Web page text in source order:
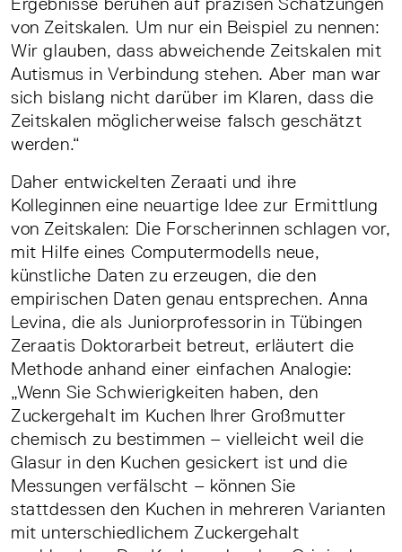
Ergebnisse beruhen auf präzisen Schätzungen
von Zeitskalen. Um nur ein Beispiel zu nennen:
Wir glauben, dass abweichende Zeitskalen mit
Autismus in Verbindung stehen. Aber man war
sich bislang nicht darüber im Klaren, dass die
Zeitskalen möglicherweise falsch geschätzt
werden.“
Daher entwickelten Zeraati und ihre
Kolleginnen eine neuartige Idee zur Ermittlung
von Zeitskalen: Die Forscherinnen schlagen vor,
mit Hilfe eines Computermodells neue,
künstliche Daten zu erzeugen, die den
empirischen Daten genau entsprechen. Anna
Levina, die als Juniorprofessorin in Tübingen
Zeraatis Doktorarbeit betreut, erläutert die
Methode anhand einer einfachen Analogie:
„Wenn Sie Schwierigkeiten haben, den
Zuckergehalt im Kuchen Ihrer Großmutter
chemisch zu bestimmen – vielleicht weil die
Glasur in den Kuchen gesickert ist und die
Messungen verfälscht – können Sie
stattdessen den Kuchen in mehreren Varianten
mit unterschiedlichem Zuckergehalt